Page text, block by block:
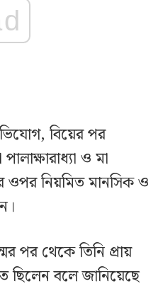
বিয়ের পর
ও মা
ওপর নিয়মিত মানসিক ও
পর থেকে তিনি প্রায়
ছিলেন বলে জানিয়েছে